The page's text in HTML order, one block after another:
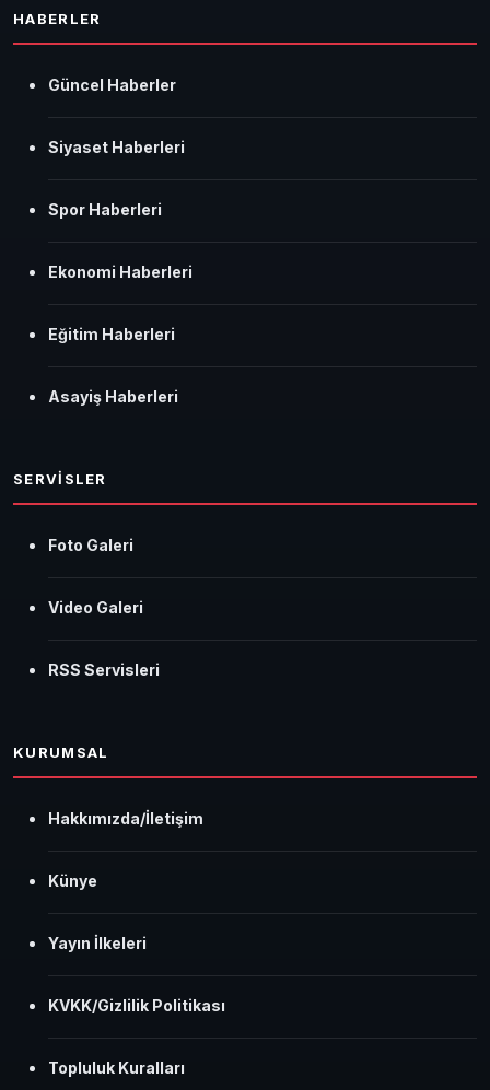
HABERLER
Güncel Haberler
Siyaset Haberleri
Spor Haberleri
Ekonomi Haberleri
Eğitim Haberleri
Asayiş Haberleri
SERVİSLER
Foto Galeri
Video Galeri
RSS Servisleri
KURUMSAL
Hakkımızda/İletişim
Künye
Yayın İlkeleri
KVKK/Gizlilik Politikası
Topluluk Kuralları